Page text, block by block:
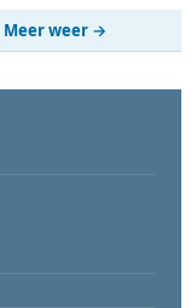
Meer weer →